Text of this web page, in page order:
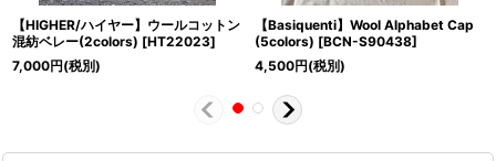
【HIGHER/ハイヤー】ウールコットン
混紡ベレー(2colors) [HT22023]
7,000円(税別)
【Basiquenti】Wool Alphabet Cap
(5colors) [BCN-S90438]
4,500円(税別)